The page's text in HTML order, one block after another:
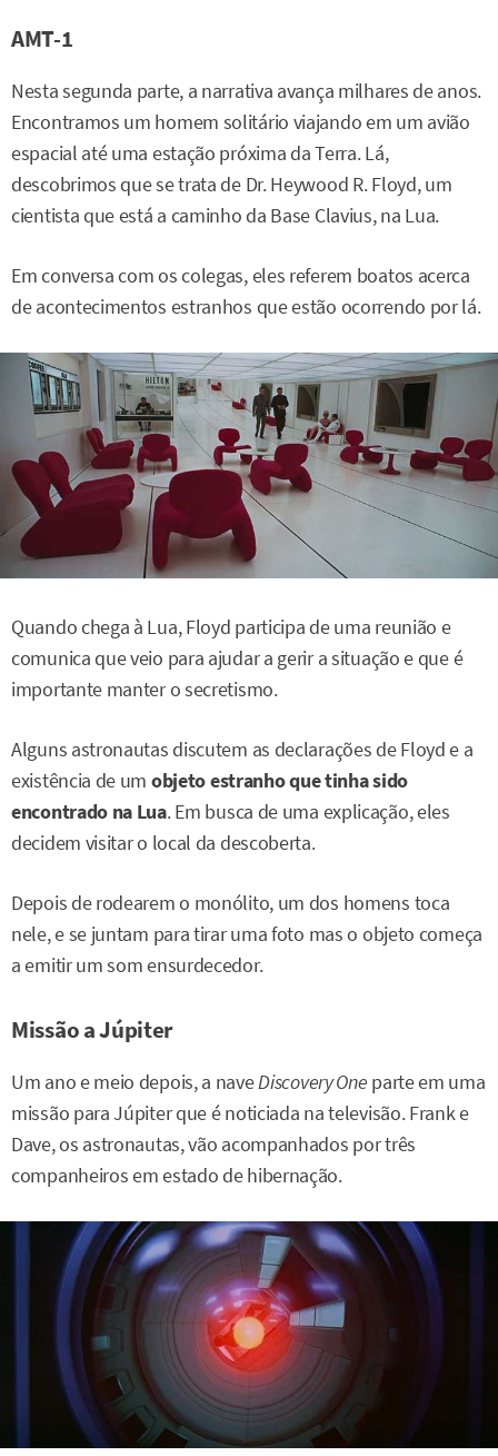
AMT-1
Nesta segunda parte, a narrativa avança milhares de anos.
Encontramos um homem solitário viajando em um avião
espacial até uma estação próxima da Terra. Lá,
descobrimos que se trata de Dr. Heywood R. Floyd, um
cientista que está a caminho da Base Clavius, na Lua.
Em conversa com os colegas, eles referem boatos acerca
de acontecimentos estranhos que estão ocorrendo por lá.
Quando chega à Lua, Floyd participa de uma reunião e
comunica que veio para ajudar a gerir a situação e que é
importante manter o secretismo.
Alguns astronautas discutem as declarações de Floyd e a
existência de um objeto estranho que tinha sido
encontrado na Lua. Em busca de uma explicação, eles
decidem visitar o local da descoberta.
Depois de rodearem o monólito, um dos homens toca
nele, e se juntam para tirar uma foto mas o objeto começa
a emitir um som ensurdecedor.
Missão a Júpiter
Um ano e meio depois, a naveDiscovery One parte em uma
missão para Júpiter que é noticiada na televisão. Frank e
Dave, os astronautas, vão acompanhados por três
companheiros em estado de hibernação.